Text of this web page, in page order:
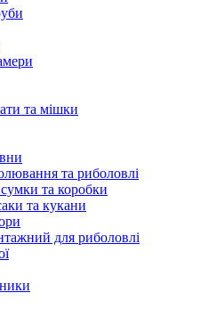
та мішки
та риболовлі
та коробки
та кукани
для риболовлі